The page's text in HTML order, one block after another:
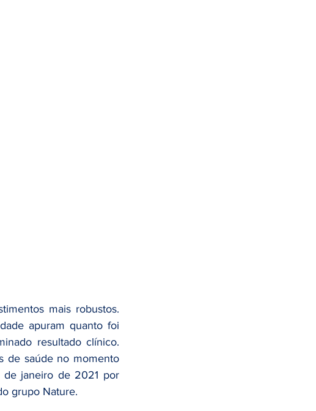
mais robustos.
apuram quanto foi
resultado clínico.
de saúde no momento
de janeiro de 2021 por
grupo Nature.